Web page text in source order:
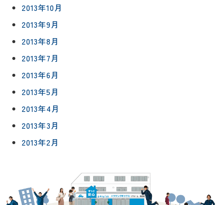
2013年10月
2013年9月
2013年8月
2013年7月
2013年6月
2013年5月
2013年4月
2013年3月
2013年2月